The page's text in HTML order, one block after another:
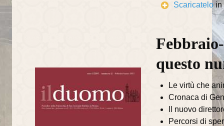
Scaricateloin
questo
Le virtù che
Cronaca di
Il nuovo
Percorsi di